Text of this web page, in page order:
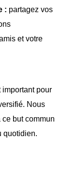
: partagez vos
et votre
important pour
Nous
but commun
quotidien.